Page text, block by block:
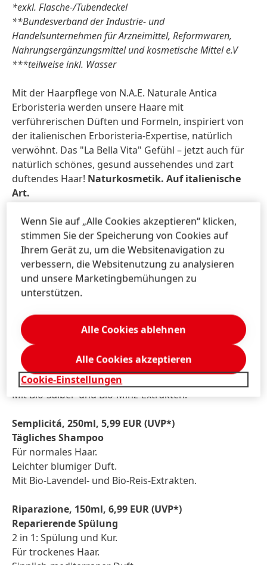
*exkl. Flasche-/Tubendeckel
**Bundesverband der Industrie- und
Handelsunternehmen für Arzneimittel, Reformwaren,
Nahrungsergänzungsmittel und kosmetische Mittel e.V
***teilweise inkl. Wasser
Mit der Haarpflege von N.A.E. Naturale Antica
Erboristeria werden unsere Haare mit
verführerischen Düften und Formeln, inspiriert von
der italienischen Erboristeria-Expertise, natürlich
verwöhnt. Das "La Bella Vita" Gefühl – jetzt auch für
natürlich schönes, gesund aussehendes und zart
duftendes Haar! Naturkosmetik. Auf italienische
Art.
N.A.E. Haarpflege im Überblick
Riparazione, 250ml, 5,99 EUR (UVP*)
Reparierendes Shampoo
Für trockenes Haar.
Sinnlich-mediterraner Duft.
Equilibrio, 250ml, 5,99 EUR (UVP*)
Klärendes Shampoo
Für fettiges Haar.
Prickelnd frischer Duft.
Mit Bio-Salbei- und Bio-Minz-Extrakten.
Semplicitá, 250ml, 5,99 EUR (UVP*)
Tägliches Shampoo
Für normales Haar.
Leichter blumiger Duft.
Mit Bio-Lavendel- und Bio-Reis-Extrakten.
Riparazione, 150ml, 6,99 EUR (UVP*)
Reparierende Spülung
2 in 1: Spülung und Kur.
Für trockenes Haar.
Wenn Sie auf „Alle Cookies akzeptieren“ klicken,
stimmen Sie der Speicherung von Cookies auf
Ihrem Gerät zu, um die Websitenavigation zu
verbessern, die Websitenutzung zu analysieren
und unsere Marketingbemühungen zu
unterstützen.
Cookie-Einstellungen
Alle Cookies ablehnen
Alle Cookies akzeptieren